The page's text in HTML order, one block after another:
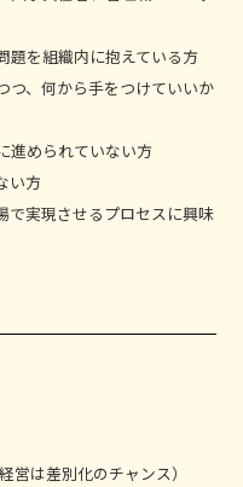
題を組織内に抱えている方
つ、何から手をつけていいか
進められていない方
い方
で実現させるプロセスに興味
営は差別化のチャンス）